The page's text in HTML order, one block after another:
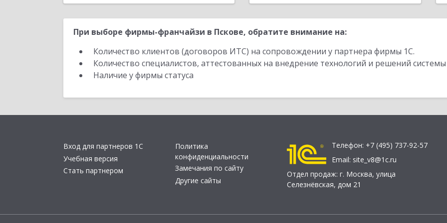
При выборе фирмы-франчайзи в Пскове, обратите внимание на:
Количество клиентов (договоров ИТС) на сопровождении у партнера фирмы 1С.
Количество специалистов, аттестованных на внедрение технологий и решений
Наличие у фирмы статуса
Вход для партнеров 1С
Учебная версия
Стать партнером
Политика
конфиденциальности
Замечания по сайту
Другие сайты
Телефон: +7 (495) 737-92-57
Email: site_v8@1c.ru
Отдел продаж: г. Москва, улица
Селезнёвская, дом 21